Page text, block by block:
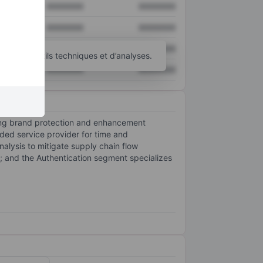
XXXXXXX XXXXXXX
outils techniques et d’analyses.
brand protection and enhancement
service provider for time and
to mitigate supply chain flow
the Authentication segment specializes